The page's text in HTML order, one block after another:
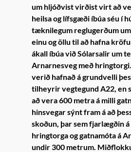
um hljóðvist virðist virt að
heilsa og lífsgæði íbúa séu í
tæknilegum reglugerðum
einu og öllu til að hafna
ákall íbúa við Sólarsalir um
Arnarnesveg með
verið hafnað á grundvelli
tilheyrir vegtegund A22, en
að vera 600 metra á milli
hinsvegar sýnt fram á að
skoðun, þar sem fjarlægðin
hringtorga og gatnamóta á
undir 300 metrum.